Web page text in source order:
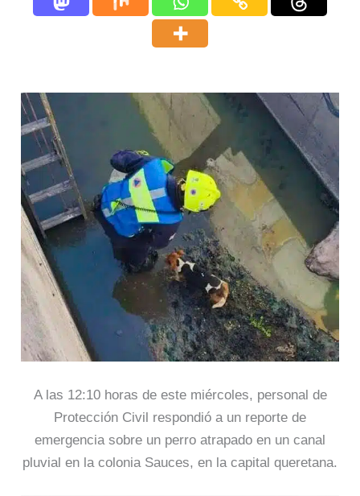
A las 12:10 horas de este miércoles, personal de
Protección Civil respondió a un reporte de
emergencia sobre un perro atrapado en un canal
pluvial en la colonia Sauces, en la capital queretana.